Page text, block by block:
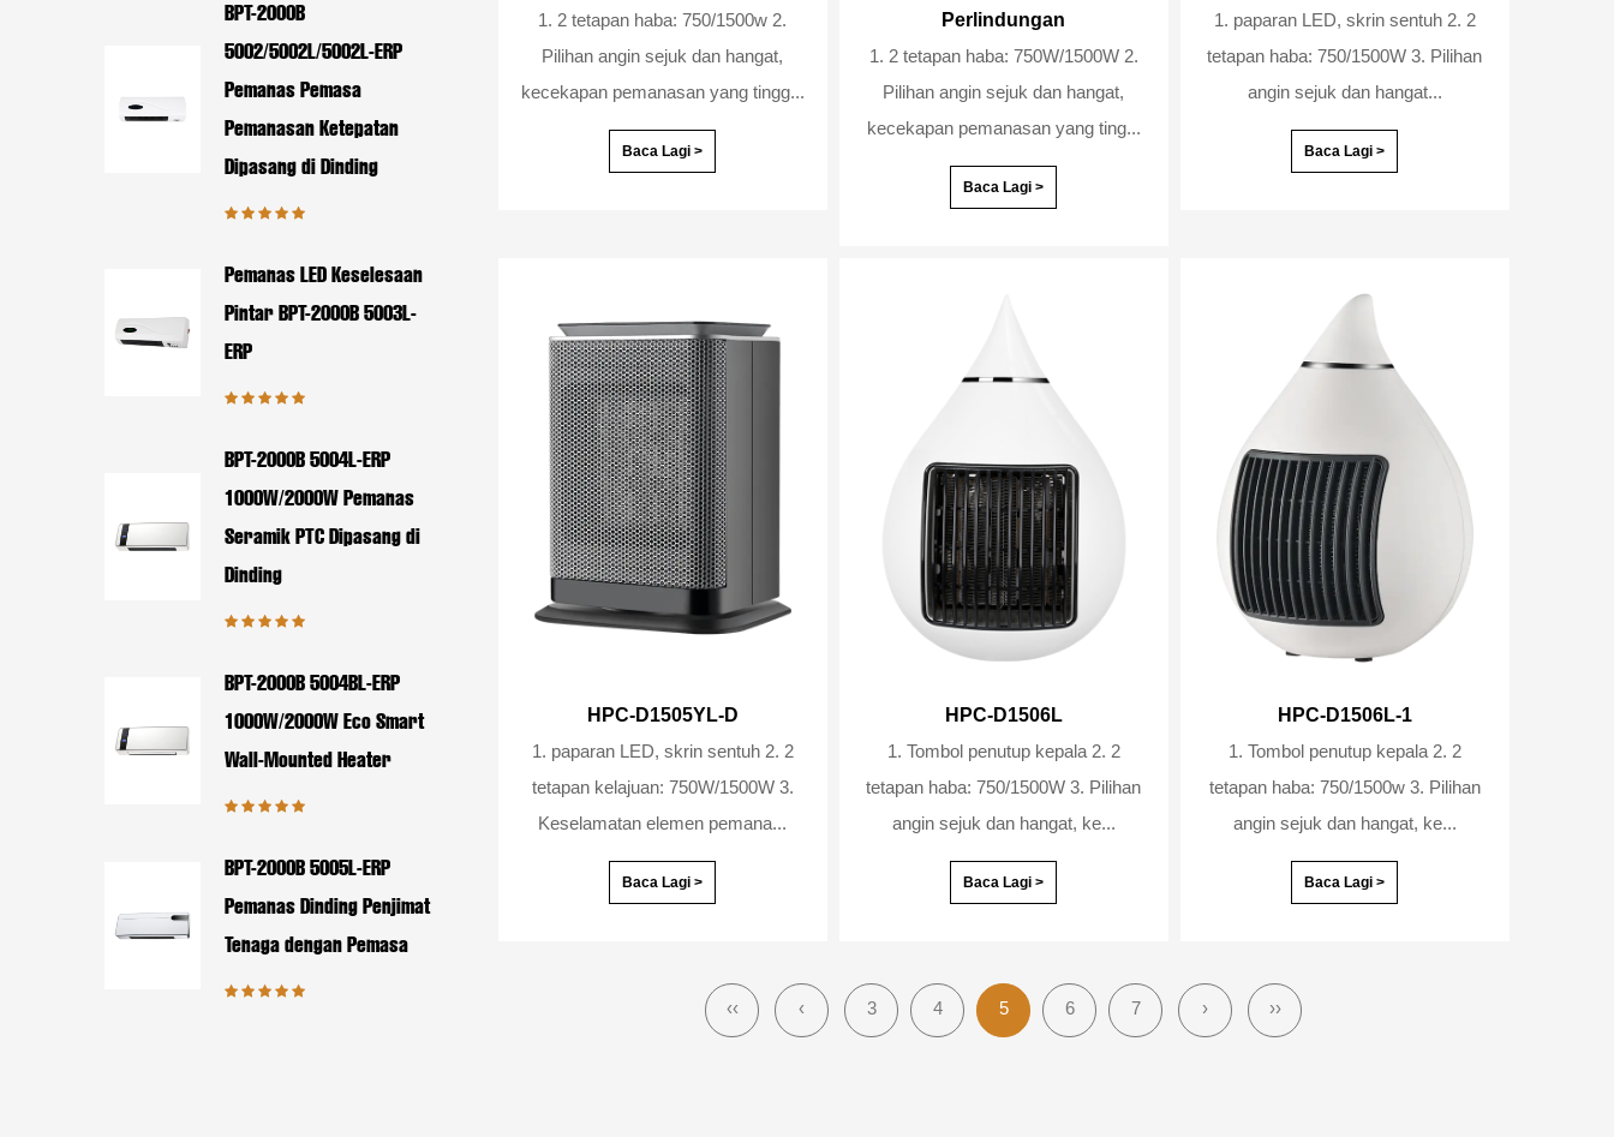
BPT-2000B
5002/5002L/5002L-ERP
Pemanas Pemasa
Pemanasan Ketepatan
Dipasang di Dinding
Pemanas LED Keselesaan
Pintar BPT-2000B 5003L-
ERP
BPT-2000B 5004L-ERP
1000W/2000W Pemanas
Seramik PTC Dipasang di
Dinding
BPT-2000B 5004BL-ERP
1000W/2000W Eco Smart
Wall-Mounted Heater
BPT-2000B 5005L-ERP
Pemanas Dinding Penjimat
Tenaga dengan Pemasa
1. 2 tetapan haba: 750/1500w 2.
Pilihan angin sejuk dan hangat,
kecekapan pemanasan yang tingg...
Baca Lagi >
Perlindungan
1. 2 tetapan haba: 750W/1500W 2.
Pilihan angin sejuk dan hangat,
kecekapan pemanasan yang ting...
Baca Lagi >
1. paparan LED, skrin sentuh 2. 2
tetapan haba: 750/1500W 3. Pilihan
angin sejuk dan hangat...
Baca Lagi >
HPC-D1505YL-D
1. paparan LED, skrin sentuh 2. 2
tetapan kelajuan: 750W/1500W 3.
Keselamatan elemen pemana...
Baca Lagi >
HPC-D1506L
1. Tombol penutup kepala 2. 2
tetapan haba: 750/1500W 3. Pilihan
angin sejuk dan hangat, ke...
Baca Lagi >
HPC-D1506L-1
1. Tombol penutup kepala 2. 2
tetapan haba: 750/1500w 3. Pilihan
angin sejuk dan hangat, ke...
Baca Lagi >
‹‹ ‹ 3 4 5 6 7 › ››